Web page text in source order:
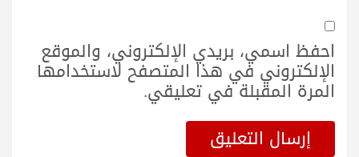
احفظ اسمي، بريدي الإلكتروني، والموقع
الإلكتروني في هذا المتصفح لاستخدامها
المرة المقبلة في تعليقي.